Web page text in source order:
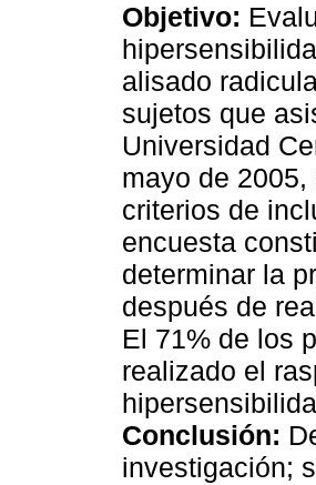
Objetivo:
alisado
sujetos que
Universidad
mayo de
criterios de
encuesta
determinar la
después de
El 71% de los
realizado el
Conclusión:
investigación;